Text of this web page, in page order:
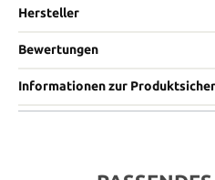
Hersteller
Bewertungen
Informationen zur